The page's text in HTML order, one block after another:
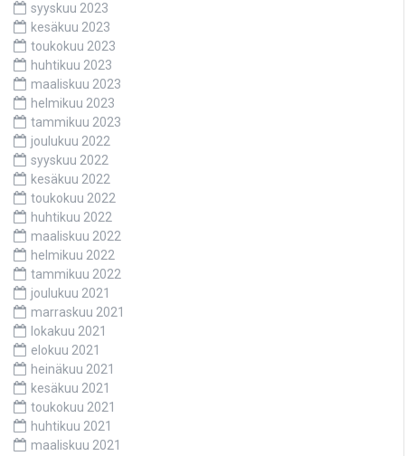
syyskuu 2023
kesäkuu 2023
toukokuu 2023
huhtikuu 2023
maaliskuu 2023
helmikuu 2023
tammikuu 2023
joulukuu 2022
syyskuu 2022
kesäkuu 2022
toukokuu 2022
huhtikuu 2022
maaliskuu 2022
helmikuu 2022
tammikuu 2022
joulukuu 2021
marraskuu 2021
lokakuu 2021
elokuu 2021
heinäkuu 2021
kesäkuu 2021
toukokuu 2021
huhtikuu 2021
maaliskuu 2021